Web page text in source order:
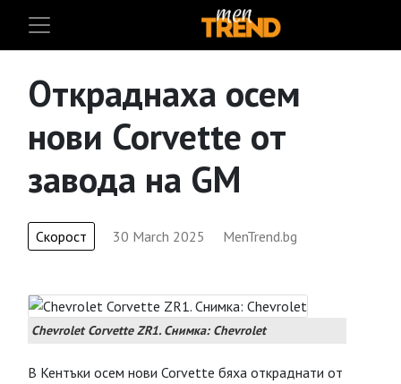
Откраднаха осем
нови Corvette от
завода на GM
Скорост 30 March 2025 MenTrend.bg
Chevrolet Corvette ZR1. Снимка: Chevrolet
В Кентъки осем нови Corvette бяха откраднати от